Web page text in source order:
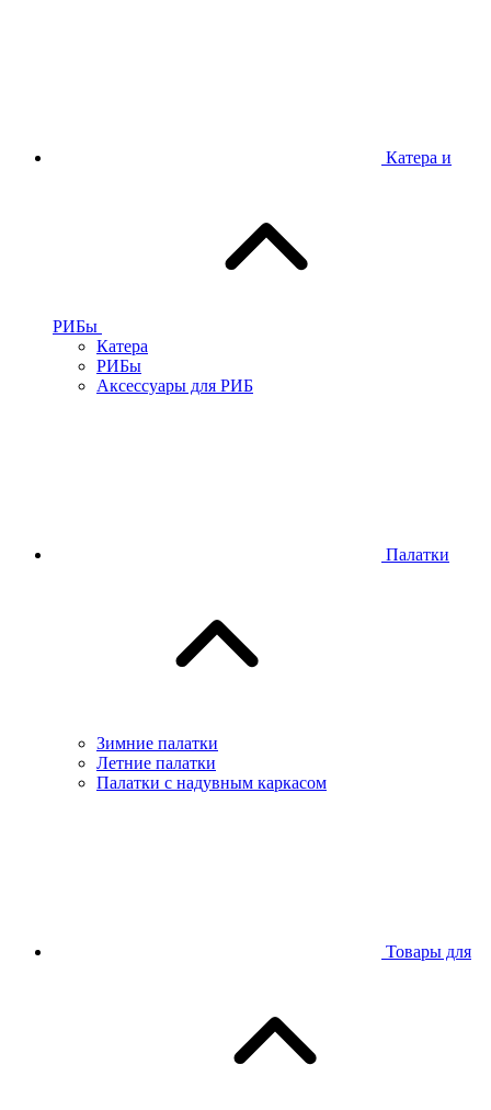
Катера и
РИБы
Катера
РИБы
Аксессуары для РИБ
Палатки
Зимние палатки
Летние палатки
Палатки с надувным каркасом
Товары для